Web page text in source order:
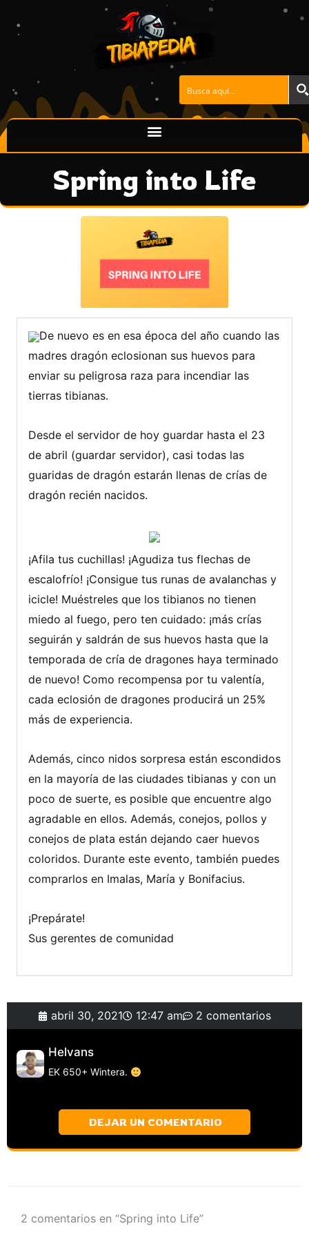
Spring into Life
De nuevo es en esa época del año cuando las
madres dragón eclosionan sus huevos para
enviar su peligrosa raza para incendiar las
tierras tibianas.
Desde el servidor de hoy guardar hasta el 23
de abril (guardar servidor), casi todas las
guaridas de dragón estarán llenas de crías de
dragón recién nacidos.
¡Afila tus cuchillas! ¡Agudiza tus flechas de
escalofrío! ¡Consigue tus runas de avalanchas y
icicle! Muéstreles que los tibianos no tienen
miedo al fuego, pero ten cuidado: ¡más crías
seguirán y saldrán de sus huevos hasta que la
temporada de cría de dragones haya terminado
de nuevo! Como recompensa por tu valentía,
cada eclosión de dragones producirá un 25%
más de experiencia.
Además, cinco nidos sorpresa están escondidos
en la mayoría de las ciudades tibianas y con un
poco de suerte, es posible que encuentre algo
agradable en ellos. Además, conejos, pollos y
conejos de plata están dejando caer huevos
coloridos. Durante este evento, también puedes
comprarlos en Imalas, María y Bonifacius.
¡Prepárate!
Sus gerentes de comunidad
abril 30, 2021 12:47 am 2 comentarios
Helvans
EK 650+ Wintera.
DEJAR UN COMENTARIO
2 comentarios en “Spring into Life”